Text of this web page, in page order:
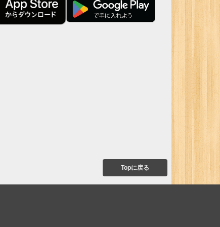
Topに戻る